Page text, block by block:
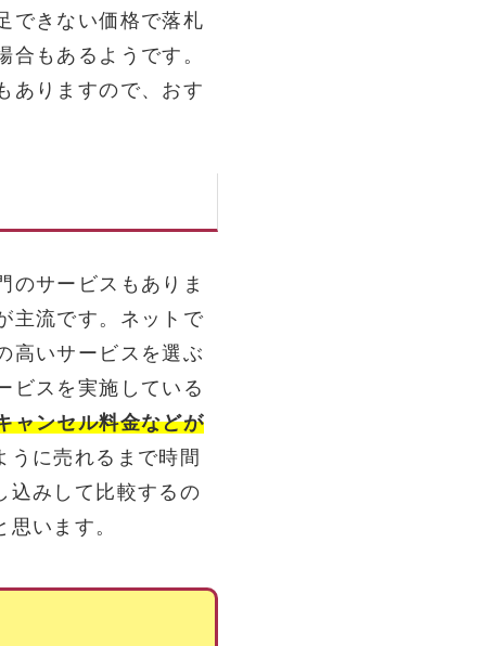
できない価格で落札
もあるようです。
ありますので、おす
のサービスもありま
主流です。ネットで
高いサービスを選ぶ
ビスを実施している
ャンセル料金などが
うに売れるまで時間
込みして比較するの
います。